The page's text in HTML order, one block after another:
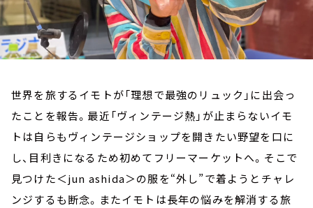
世界を旅するイモトが「理想で最強のリュック」に出会っ
たことを報告。最近「ヴィンテージ熱」が止まらないイモ
トは自らもヴィンテージショップを開きたい野望を口に
し、目利きになるため初めてフリーマーケットへ。そこで
見つけた＜jun ashida＞の服を“外し”で着ようとチャレ
ンジするも断念。またイモトは長年の悩みを解消する旅